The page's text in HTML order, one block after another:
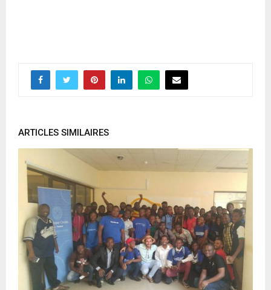
ARTICLES SIMILAIRES